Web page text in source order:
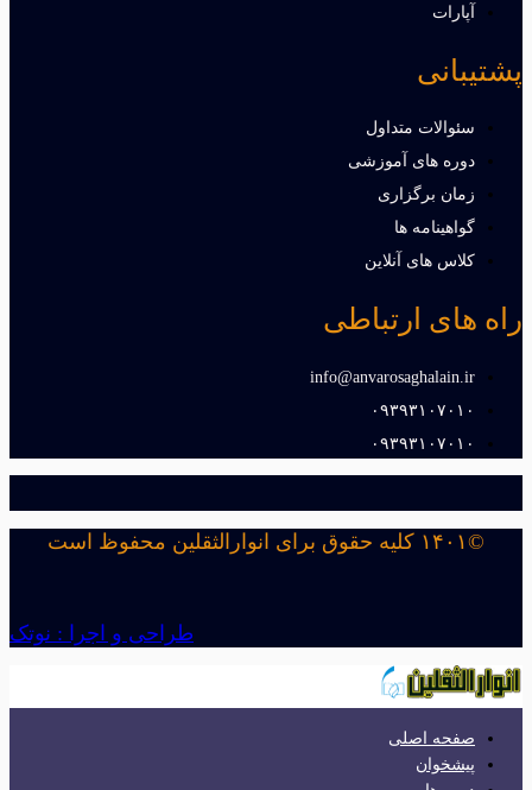
آپارات
پشتیبانی
سئوالات متداول
دوره های آموزشی
زمان برگزاری
گواهینامه ها
کلاس های آنلاین
راه های ارتباطی
info@anvarosaghalain.ir​
۰۹۳۹۳۱۰۷۰۱۰​
۰۹۳۹۳۱۰۷۰۱۰​
©۱۴۰۱ کلیه حقوق برای انوارالثقلین محفوظ است
طراحی و اجرا : نوتک
صفحه اصلی
پیشخوان